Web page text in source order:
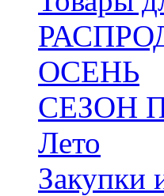
ОСЕНЬ
СЕЗОН
Лето
Закупки